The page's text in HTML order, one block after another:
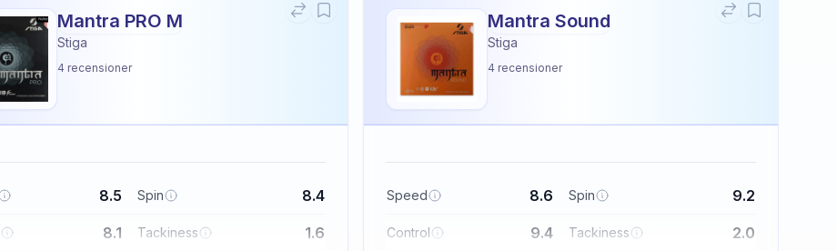
Mantra PRO M
Stiga
4 recensioner
8.5 Spin 8.4
8.1 Tackiness 1.6
Mantra Sound
Stiga
4 recensioner
Speed 8.6 Spin 9.2
Control 9.4 Tackiness 2.0